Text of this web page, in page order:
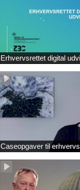
Erhvervsrettet digital
Caseopgaver til